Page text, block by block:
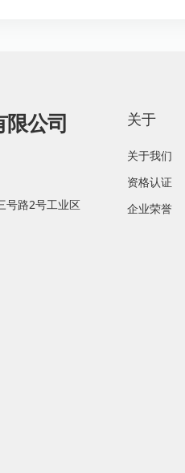
公司
号路2号工业区
关于
关于我们
资格认证
企业荣誉